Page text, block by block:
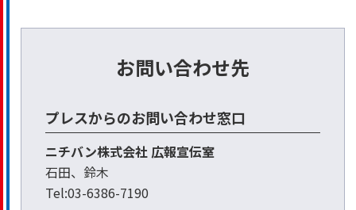
お問い合わせ先
プレスからのお問い合わせ窓口
ニチバン株式会社 広報宣伝室
石田、鈴木
Tel:03-6386-7190